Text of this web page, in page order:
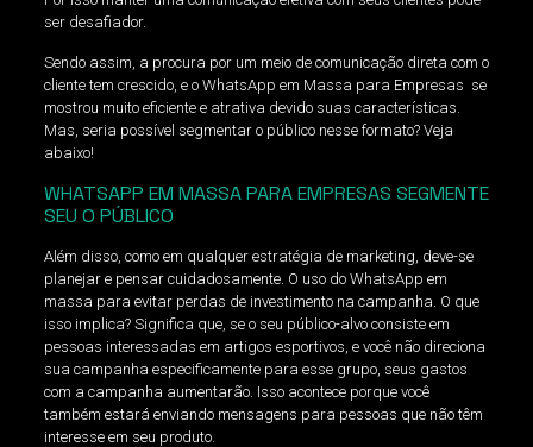
ser desafiador.
Sendo assim, a procura por um meio de comunicação direta com o
cliente tem crescido, e o WhatsApp em Massa para Empresas se
mostrou muito eficiente e atrativa devido suas características.
Mas, seria possível segmentar o público nesse formato? Veja
abaixo!
WHATSAPP EM MASSA PARA EMPRESAS SEGMENTE
SEU O PÚBLICO
Além disso, como em qualquer estratégia de marketing, deve-se
planejar e pensar cuidadosamente. O uso do WhatsApp em
massa para evitar perdas de investimento na campanha. O que
isso implica? Significa que, se o seu público-alvo consiste em
pessoas interessadas em artigos esportivos, e você não direciona
sua campanha especificamente para esse grupo, seus gastos
com a campanha aumentarão. Isso acontece porque você
também estará enviando mensagens para pessoas que não têm
interesse em seu produto.